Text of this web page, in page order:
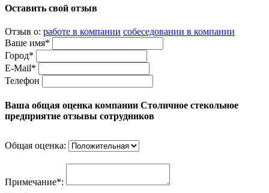
Оставить свой отзыв
Отзыв о: работе в компании собеседовании в компании
Ваше имя*
Город*
E-Mail*
Телефон
Ваша общая оценка компании Столичное стекольное
предприятие отзывы сотрудников
Общая оценка:
Примечание*: